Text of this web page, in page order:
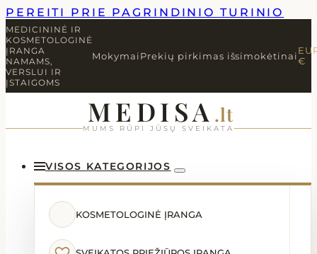
PEREITI PRIE PAGRINDINIO TURINIO
MEDICININĖ IR
KOSMETOLOGINĖ
ĮRANGA
NAMAMS,
VERSLUI IR
ĮSTAIGOMS
Mokymai Prekių pirkimas išsimokėtinai€
MEDISA .lt
MUMS RŪPI JŪSŲ SVEIKATA
VISOS KATEGORIJOS
KOSMETOLOGINĖ ĮRANGA